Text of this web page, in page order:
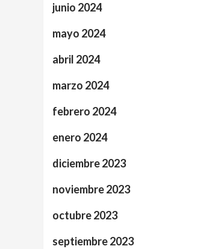
junio 2024
mayo 2024
abril 2024
marzo 2024
febrero 2024
enero 2024
diciembre 2023
noviembre 2023
octubre 2023
septiembre 2023